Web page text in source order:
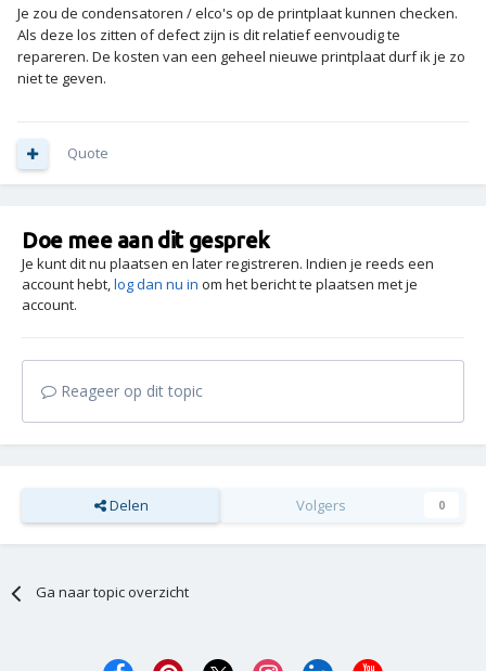
Je zou de condensatoren / elco's op de printplaat kunnen checken.
Als deze los zitten of defect zijn is dit relatief eenvoudig te
repareren. De kosten van een geheel nieuwe printplaat durf ik je zo
niet te geven.
Quote
Doe mee aan dit gesprek
Je kunt dit nu plaatsen en later registreren. Indien je reeds een
account hebt,log dan nu in om het bericht te plaatsen met je
account.
Reageer op dit topic
Delen Volgers 0
Ga naar topic overzicht